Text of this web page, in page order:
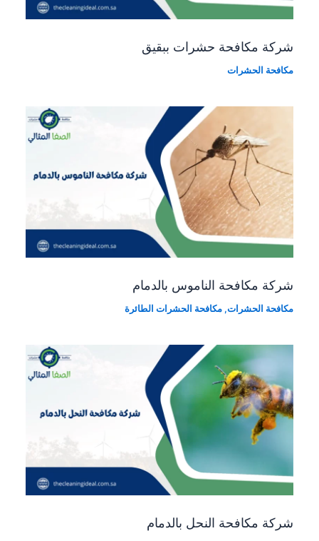
شركة مكافحة حشرات ببقيق
مكافحة الحشرات
شركة مكافحة الناموس بالدمام
مكافحة الحشرات,مكافحة الحشرات الطائرة
شركة مكافحة النحل بالدمام